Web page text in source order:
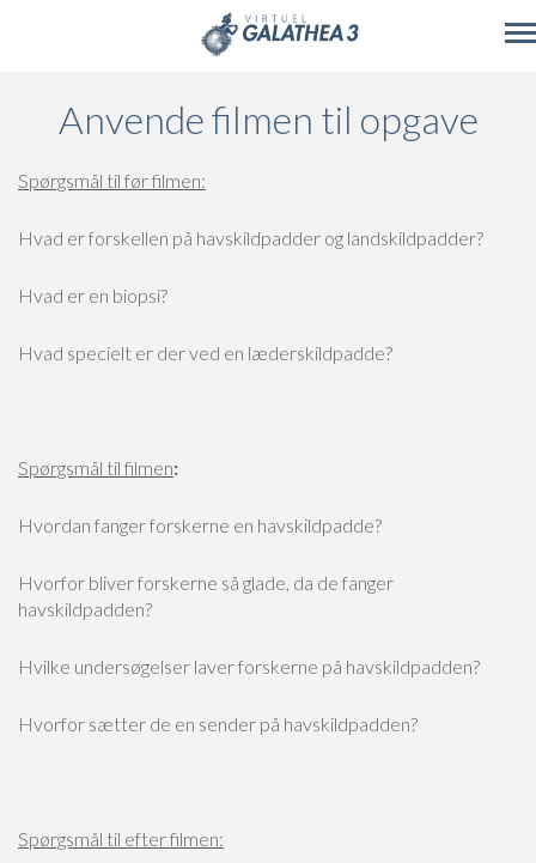
Anvende filmen til opgave
Spørgsmål til før filmen:
Hvad er forskellen på havskildpadder og landskildpadder?
Hvad er en biopsi?
Hvad specielt er der ved en læderskildpadde?
Spørgsmål til filmen:
Hvordan fanger forskerne en havskildpadde?
Hvorfor bliver forskerne så glade, da de fanger
havskildpadden?
Hvilke undersøgelser laver forskerne på havskildpadden?
Hvorfor sætter de en sender på havskildpadden?
Spørgsmål til efter filmen: